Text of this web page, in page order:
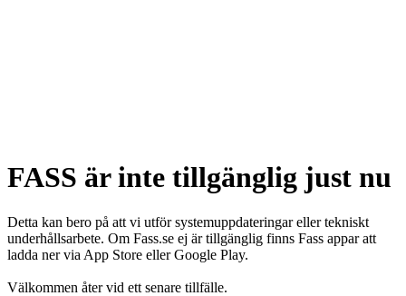
FASS är inte tillgänglig just nu
Detta kan bero på att vi utför systemuppdateringar eller tekniskt
underhållsarbete. Om Fass.se ej är tillgänglig finns Fass appar att
ladda ner via App Store eller Google Play.
Välkommen åter vid ett senare tillfälle.